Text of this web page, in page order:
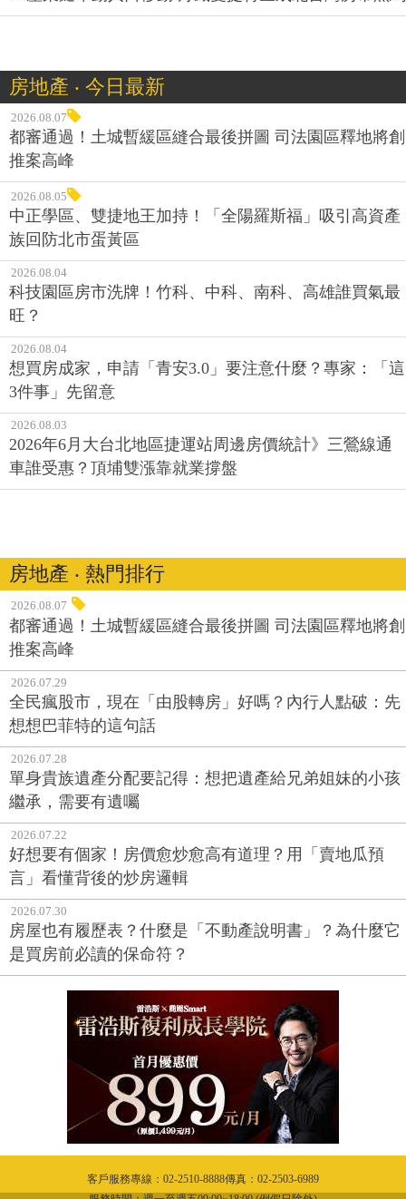
房地產 ‧ 今日最新
2026.08.07
都審通過！土城暫緩區縫合最後拼圖 司法園區釋地將創
推案高峰
2026.08.05
中正學區、雙捷地王加持！「全陽羅斯福」吸引高資產
族回防北市蛋黃區
2026.08.04
科技園區房市洗牌！竹科、中科、南科、高雄誰買氣最
旺？
2026.08.04
想買房成家，申請「青安3.0」要注意什麼？專家：「這
3件事」先留意
2026.08.03
2026年6月大台北地區捷運站周邊房價統計》三鶯線通
車誰受惠？頂埔雙漲靠就業撐盤
房地產 ‧ 熱門排行
2026.08.07
都審通過！土城暫緩區縫合最後拼圖 司法園區釋地將創
推案高峰
2026.07.29
全民瘋股市，現在「由股轉房」好嗎？內行人點破：先
想想巴菲特的這句話
2026.07.28
單身貴族遺產分配要記得：想把遺產給兄弟姐妹的小孩
繼承，需要有遺囑
2026.07.22
好想要有個家！房價愈炒愈高有道理？用「賣地瓜預
言」看懂背後的炒房邏輯
2026.07.30
房屋也有履歷表？什麼是「不動產說明書」？為什麼它
是買房前必讀的保命符？
客戶服務專線：02-2510-8888傳真：02-2503-6989